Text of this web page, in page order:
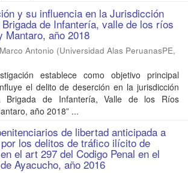
y su influencia en la Jurisdicción
de Infantería, valle de los ríos
Mantaro, año 2018
Antonio (Universidad Alas PeruanasPE,
establece como objetivo principal
el delito de deserción en la jurisdicción
de Infantería, Valle de los Ríos
año 2018” ...
de libertad anticipada a
los delitos de tráfico ilícito de
el art 297 del Codigo Penal en el
Ayacucho, año 2016